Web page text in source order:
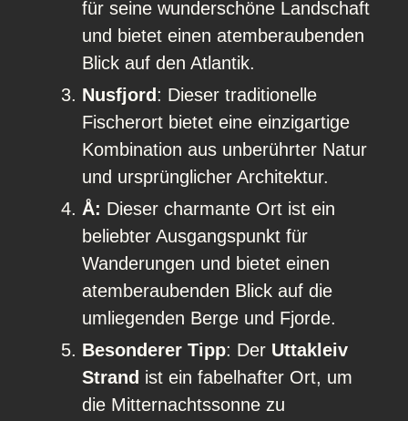
für seine wunderschöne Landschaft
und bietet einen atemberaubenden
Blick auf den Atlantik.
Nusfjord : Dieser traditionelle
Fischerort bietet eine einzigartige
Kombination aus unberührter Natur
und ursprünglicher Architektur.
Å: Dieser charmante Ort ist ein
beliebter Ausgangspunkt für
Wanderungen und bietet einen
atemberaubenden Blick auf die
umliegenden Berge und Fjorde.
Besonderer Tipp: Der Uttakleiv
Strand ist ein fabelhafter Ort, um
die Mitternachtssonne zu